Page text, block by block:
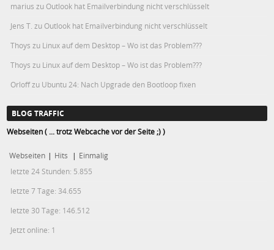
marius zu Outlook hat Emailverbindung nicht verschlüsselt
Jens T. zu Outlook hat Emailverbindung nicht verschlüsselt
Thoys zu Linux auf dem Desktop – Wo ist das Problem???
Thoys zu Linux auf dem Desktop – Wo ist das Problem???
Orloffzu Ubuntu 24: Nach Upgrade den Bootloop fixen
BLOG TRAFFIC
Webseiten ( ... trotz Webcache vor der Seite ;) )
Webseiten | Hits | Einmalig
letzte 24 Stunden: 5.855
letzte 7 Tage: 34.655
letzte 30 Tage: 146.512
Jetzt online: 1